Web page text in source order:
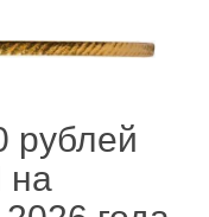
рублей
на